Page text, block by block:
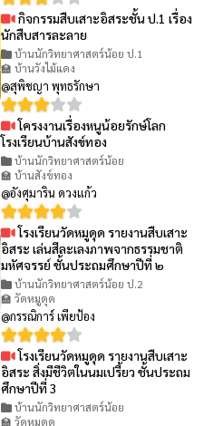
กิจกรรมสืบเสาะอิสระชั้น ป.1 เรื่อง
นักสืบสารละลาย
บ้านนักวิทยาศาสตร์น้อย ป.1
🏫 บ้านวังไม้แดง
@สุพิชญา พุทธรักษา
โครงงานเรื่องหนูน้อยรักษ์โลก
โรงเรียนบ้านสังข์ทอง
บ้านนักวิทยาศาสตร์น้อย
🏫 บ้านสังข์ทอง
@อังศุมาริน ดวงแก้ว
โรงเรียนวัดหมูดุด รายงานสืบเสาะ
อิสระ เล่นสีละเลงภาพจากธรรมชาติ
มหัศจรรย์ ชั้นประถมศึกษาปีที่ ๒
บ้านนักวิทยาศาสตร์น้อย ป.2
🏫 วัดหมูดุด
@กรรณิการ์ เพียป้อง
โรงเรียนวัดหมูดุด รายงานสืบเสาะ
อิสระ สิ่งมีชีวิตในนมเปรี้ยว ชั้นประถม
ศึกษาปีที่ 3
บ้านนักวิทยาศาสตร์น้อย
🏫 วัดหมูดุด